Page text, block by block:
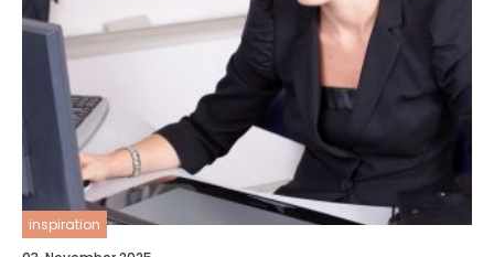
inspiration